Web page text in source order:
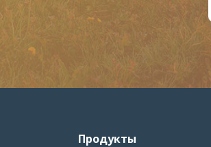
Продукты